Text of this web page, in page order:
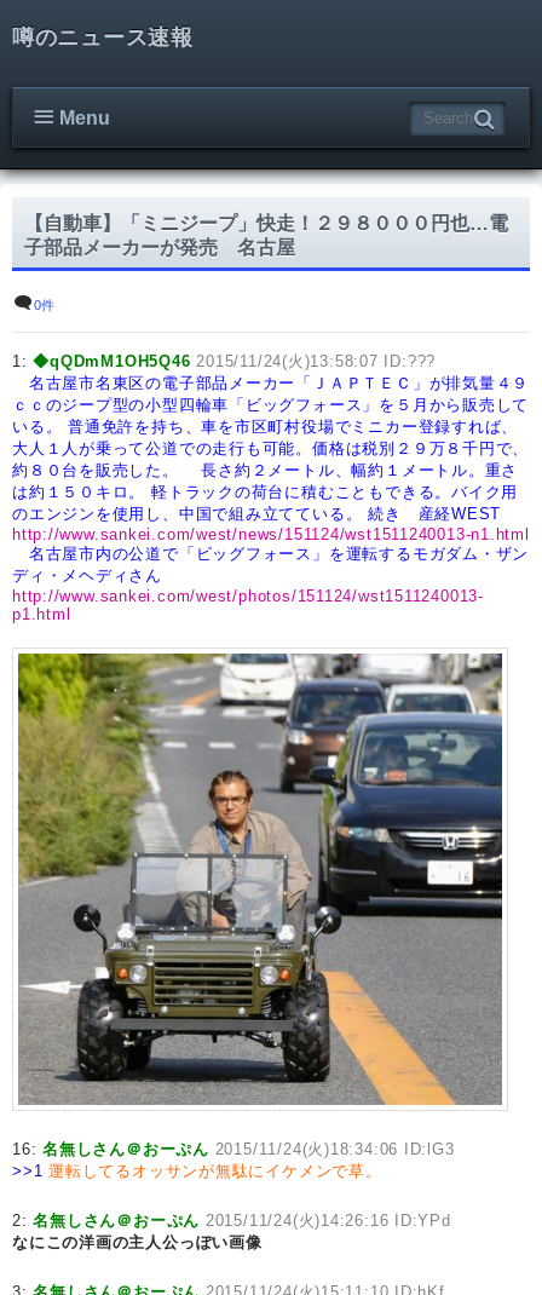
噂のニュース速報
Menu
【自動車】「ミニジープ」快走！２９８０００円也…電
子部品メーカーが発売 名古屋
0件
1:◆qQDmM1OH5Q46 2015/11/24(火)13:58:07 ID:???
名古屋市名東区の電子部品メーカー「ＪＡＰＴＥＣ」が排気量４９
ｃｃのジープ型の小型四輪車「ビッグフォース」を５月から販売して
いる。
普通免許を持ち、車を市区町村役場でミニカー登録すれば、
大人１人が乗って公道での走行も可能。価格は税別２９万８千円で、
約８０台を販売した。
長さ約２メートル、幅約１メートル。重さ
は約１５０キロ。
軽トラックの荷台に積むこともできる。バイク用
のエンジンを使用し、中国で組み立てている。
続き 産経WEST
http://www.sankei.com/west/news/151124/wst1511240013-n1.html
名古屋市内の公道で「ビッグフォース」を運転するモガダム・ザン
ディ・メヘディさん
http://www.sankei.com/west/photos/151124/wst1511240013-
p1.html
16:名無しさん＠おーぷん 2015/11/24(火)18:34:06 ID:lG3
>>1 運転してるオッサンが無駄にイケメンで草。
2:名無しさん＠おーぷん 2015/11/24(火)14:26:16 ID:YPd
なにこの洋画の主人公っぽい画像